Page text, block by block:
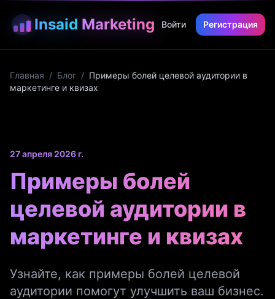
Insaid Marketing Войти Регистрация
Главная / Блог / Примеры болей целевой аудитории в
маркетинге и квизах
27 апреля 2026 г.
Примеры болей
целевой аудитории в
маркетинге и квизах
Узнайте, как примеры болей целевой
аудитории помогут улучшить ваш бизнес.